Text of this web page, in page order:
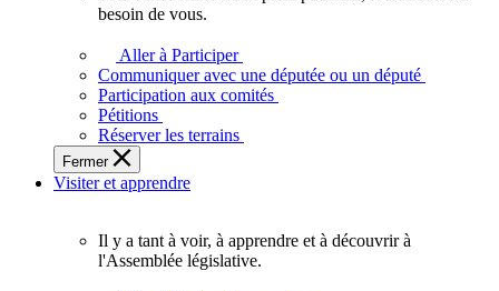
plein
potentiel,
l'Assemblée
a
besoin
de
besoin de vous.
Aller à Participer
Communiquer avec une députée ou un député
Participation aux comités
Pétitions
Réserver les terrains
Fermer
Visiter et apprendre
Il y a tant à voir, à apprendre et à découvrir à
l'Assemblée législative.